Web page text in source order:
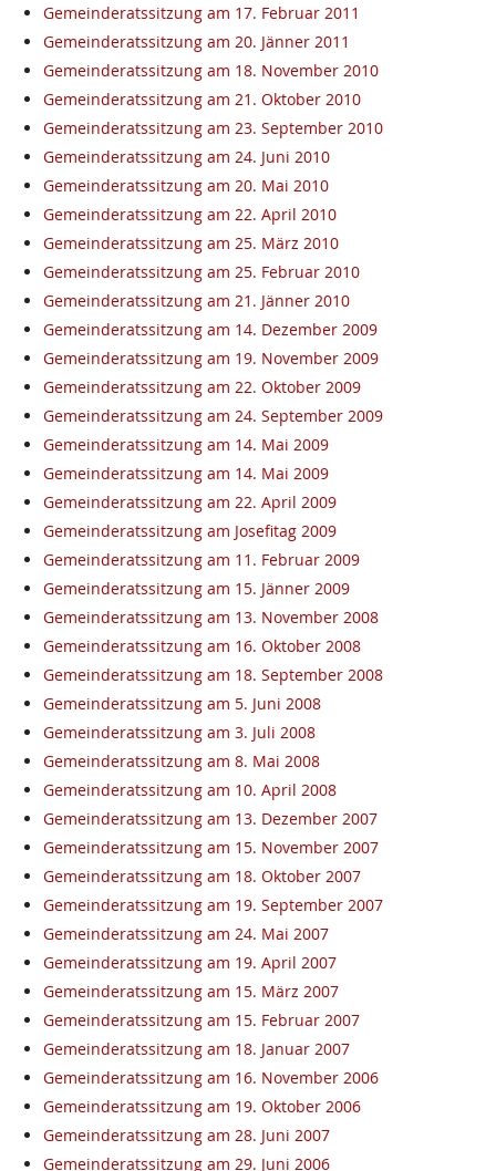
Gemeinderatssitzung am 17. Februar 2011
Gemeinderatssitzung am 20. Jänner 2011
Gemeinderatssitzung am 18. November 2010
Gemeinderatssitzung am 21. Oktober 2010
Gemeinderatssitzung am 23. September 2010
Gemeinderatssitzung am 24. Juni 2010
Gemeinderatssitzung am 20. Mai 2010
Gemeinderatssitzung am 22. April 2010
Gemeinderatssitzung am 25. März 2010
Gemeinderatssitzung am 25. Februar 2010
Gemeinderatssitzung am 21. Jänner 2010
Gemeinderatssitzung am 14. Dezember 2009
Gemeinderatssitzung am 19. November 2009
Gemeinderatssitzung am 22. Oktober 2009
Gemeinderatssitzung am 24. September 2009
Gemeinderatssitzung am 14. Mai 2009
Gemeinderatssitzung am 14. Mai 2009
Gemeinderatssitzung am 22. April 2009
Gemeinderatssitzung am Josefitag 2009
Gemeinderatssitzung am 11. Februar 2009
Gemeinderatssitzung am 15. Jänner 2009
Gemeinderatssitzung am 13. November 2008
Gemeinderatssitzung am 16. Oktober 2008
Gemeinderatssitzung am 18. September 2008
Gemeinderatssitzung am 5. Juni 2008
Gemeinderatssitzung am 3. Juli 2008
Gemeinderatssitzung am 8. Mai 2008
Gemeinderatssitzung am 10. April 2008
Gemeinderatssitzung am 13. Dezember 2007
Gemeinderatssitzung am 15. November 2007
Gemeinderatssitzung am 18. Oktober 2007
Gemeinderatssitzung am 19. September 2007
Gemeinderatssitzung am 24. Mai 2007
Gemeinderatssitzung am 19. April 2007
Gemeinderatssitzung am 15. März 2007
Gemeinderatssitzung am 15. Februar 2007
Gemeinderatssitzung am 18. Januar 2007
Gemeinderatssitzung am 16. November 2006
Gemeinderatssitzung am 19. Oktober 2006
Gemeinderatssitzung am 28. Juni 2007
Gemeinderatssitzung am 29. Juni 2006